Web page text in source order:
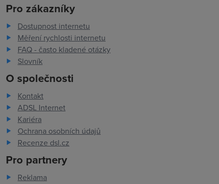
Pro zákazníky
Dostupnost internetu
Měření rychlosti internetu
FAQ - často kladené otázky
Slovník
O společnosti
Kontakt
ADSL Internet
Kariéra
Ochrana osobních údajů
Recenze dsl.cz
Pro partnery
Reklama